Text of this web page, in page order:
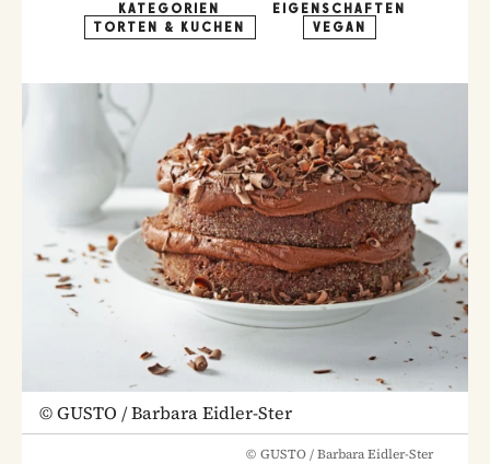
KATEGORIEN
TORTEN & KUCHEN
EIGENSCHAFTEN
VEGAN
©GUSTO / Barbara Eidler-Ster
© GUSTO / Barbara Eidler-Ster